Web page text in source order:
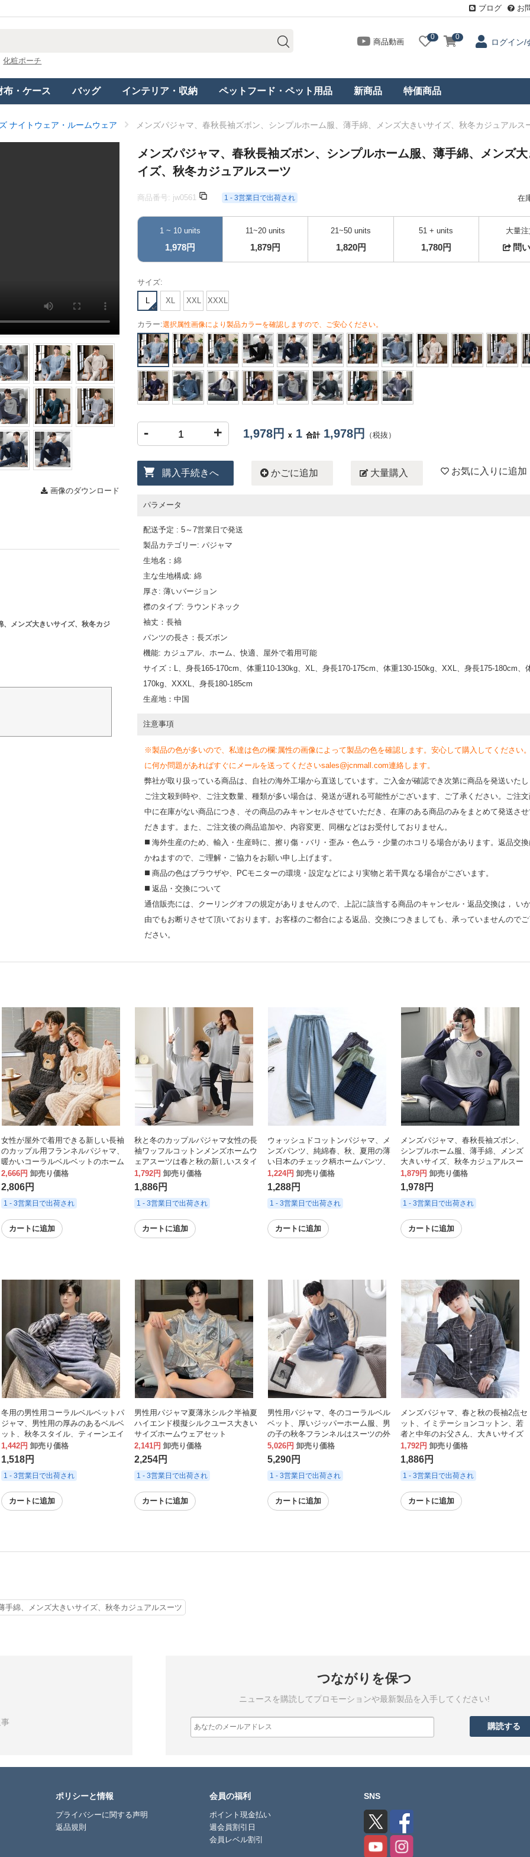
ブログ お
化粧ポーチ
商品動画
0 0
ログイン/
布・ケース バッグ インテリア・収納 ペットフード・ペット用品 新商品 特価商品
ナイトウェア・ルームウェア メンズパジャマ、春秋長袖ズボン、シンプルホーム服、薄手綿、メンズ大きいサイズ、秋冬カジュアルス
画像のダウンロード
メンズ大きいサイズ、秋冬カジ
メンズパジャマ、春秋長袖ズボン、シンプルホーム服、薄手綿、メンズ
イズ、秋冬カジュアルスーツ
商品番号: jw0561 1 - 3営業日で出荷され 在
1 ~ 10 units
1,978円
11~20 units
1,879円
21~50 units
1,820円
51 + units
1,780円
大量
問
サイズ:
L XL XXL XXXL
カラー:選択属性画像により製品カラーを確認しますので、ご安心ください。
- + 1,978円 x 1 合計1,978円 （税抜）
購入手続きへ かごに追加 大量購入 お気に入りに追加
パラメータ
配送予定 : 5～7営業日で発送
製品カテゴリー: パジャマ
生地名：綿
主な生地構成: 綿
厚さ: 薄いバージョン
襟のタイプ: ラウンドネック
袖丈：長袖
パンツの長さ：長ズボン
機能: カジュアル、ホーム、快適、屋外で着用可能
サイズ：L、身長165-170cm、体重110-130kg、XL、身長170-175cm、体重130-150kg、XXL、身長175-180cm、
170kg、XXXL、身長180-185cm
生産地：中国
注意事項
※製品の色が多いので、私達は色の欄:属性の画像によって製品の色を確認します。安心して購入してください
に何か問題があればすぐにメールを送ってくださいsales@jcnmall.com連絡します。
弊社が取り扱っている商品は、自社の海外工場から直送しています。ご入金が確認でき次第に商品を発送いた
ご注文殺到時や、ご注文数量、種類が多い場合は、発送が遅れる可能性がございます、ご了承ください。ご注
中に在庫がない商品につき、その商品のみキャンセルさせていただき、在庫のある商品のみをまとめて発送さ
だきます。また、ご注文後の商品追加や、内容変更、同梱などはお受付しておりません。
◼️ 海外⽣産のため、輸⼊・⽣産時に、擦り傷・バリ・歪み・色ムラ・少量のホコリる場合があります。返品交
かねますので、ご理解・ご協⼒をお願い申し上げます。
◼️ 商品の⾊はブラウザや、PCモニターの環境・設定などにより実物と若⼲異なる場合がございます。
◼️ 返品・交換について
通信販売には、クーリングオフの規定がありませんので、上記に該当する商品のキャンセル・返品交換は， い
由でもお断りさせて頂いております。お客様のご都合による返品、交換につきましても、承っていませんので
ださい。
女性が屋外で着用できる新しい長袖
のカップル用フランネルパジャマ、
暖かいコーラルベルベットのホーム
ウェア、冬用の厚みのある男性用ス
ーツ
2,666円 卸売り価格
2,806円
1 - 3営業日で出荷され
カートに追加
秋と冬のカップルパジャマ女性の長
袖ワッフルコットンメンズホームウ
ェアスーツは春と秋の新しいスタイ
ルの外で着用できます
1,792円 卸売り価格
1,886円
1 - 3営業日で出荷され
カートに追加
ウォッシュドコットンパジャマ、メ
ンズパンツ、純綿春、秋、夏用の薄
い日本のチェック柄ホームパンツ、
ゆったりとしたホームLサイズ
1,224円 卸売り価格
1,288円
1 - 3営業日で出荷され
カートに追加
メンズパジャマ、春秋長袖ズボン、
シンプルホーム服、薄手綿、メンズ
大きいサイズ、秋冬カジュアルスー
ツ
1,879円 卸売り価格
1,978円
1 - 3営業日で出荷され
カートに追加
冬用の男性用コーラルベルベットパ
ジャマ、男性用の厚みのあるベルベ
ット、秋冬スタイル、ティーンエイ
ジャーは外で家の服セットを着るこ
とができます。
1,442円 卸売り価格
1,518円
1 - 3営業日で出荷され
カートに追加
男性用パジャマ夏薄氷シルク半袖夏
ハイエンド模擬シルクユース大きい
サイズホームウェアセット
2,141円 卸売り価格
2,254円
1 - 3営業日で出荷され
カートに追加
男性用パジャマ、冬のコーラルベル
ベット、厚いジッパーホーム服、男
の子の秋冬フランネルはスーツの外
で着用できます。
5,026円 卸売り価格
5,290円
1 - 3営業日で出荷され
カートに追加
メンズパジャマ、春と秋の長袖2点セ
ット、イミテーションコットン、若
者と中年のお父さん、大きいサイズ
のメンズホーム服、ゆったりしてい
て屋外で着用できます。
1,792円 卸売り価格
1,886円
1 - 3営業日で出荷され
カートに追加
綿、メンズ大きいサイズ、秋冬カジュアルスーツ
つながりを保つ
ニュースを購読してプロモーションや最新製品を入手してください!
ポリシーと情報
プライバシーに関する声明
返品規則
会員の福利
ポイント現金払い
週会員割引日
会員レベル割引
SNS